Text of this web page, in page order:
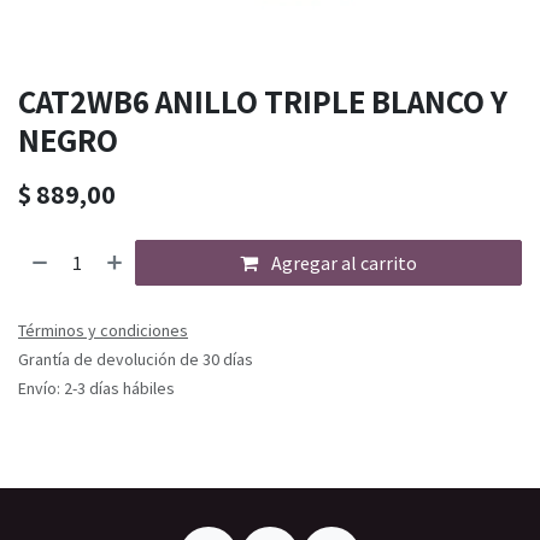
CAT2WB6 ANILLO TRIPLE BLANCO Y
NEGRO
$ 889,00
Agregar al carrito
Términos y condiciones
Grantía de devolución de 30 días
Envío: 2-3 días hábiles